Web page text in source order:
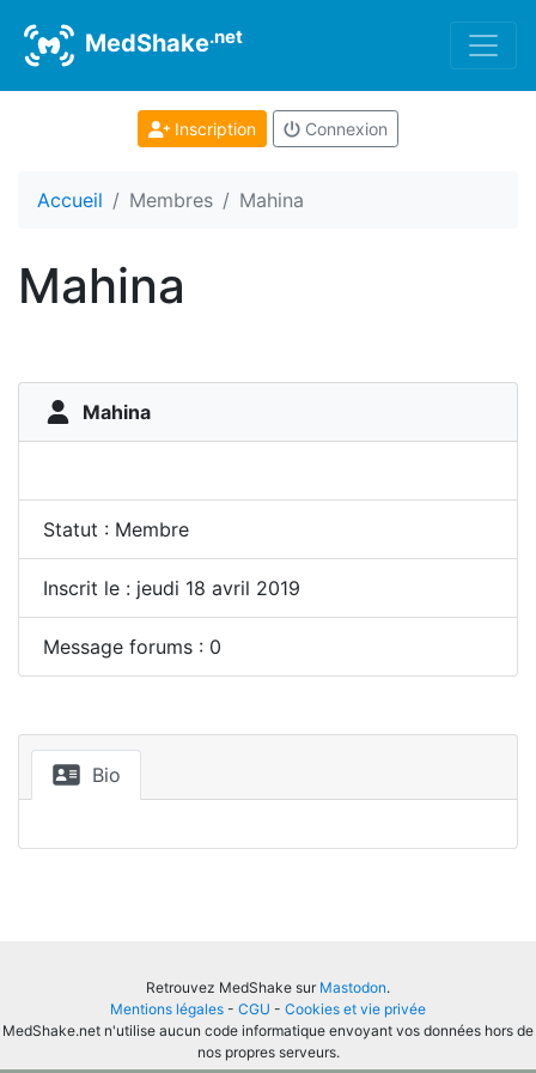
MedShake.net
Inscription Connexion
Accueil Membres Mahina
Mahina
Mahina
Statut : Membre
Inscrit le : jeudi 18 avril 2019
Message forums : 0
Bio
Retrouvez MedShake sur Mastodon.
Mentions légales - CGU - Cookies et vie privée
MedShake.net n'utilise aucun code informatique envoyant vos données hors de
nos propres serveurs.